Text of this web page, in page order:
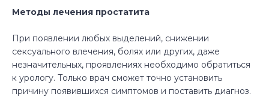
Методы лечения простатита
При появлении любых выделений, снижении
сексуального влечения, болях или других, даже
незначительных, проявлениях необходимо обратиться
к урологу. Только врач сможет точно установить
причину появившихся симптомов и поставить диагноз.